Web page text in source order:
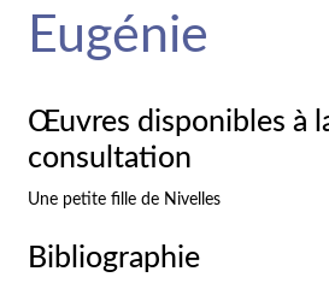
Eugénie
Œuvres disponibles à
consultation
Une petite fille de Nivelles
Bibliographie